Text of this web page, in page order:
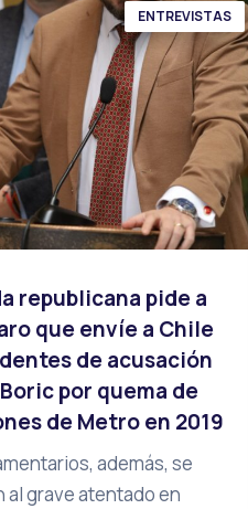
ENTREVISTAS
republicana pide a
que envíe a Chile
de acusación
por quema de
de Metro en 2019
además, se
al grave atentado en